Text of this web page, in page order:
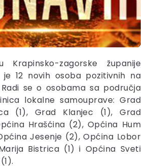
Krapinsko-zagorske županije
je 12 novih osoba pozitivnih na
se o osobama sa područja
lokalne samouprave: Grad
(1), Grad Klanjec (1), Grad
Hrašćina (2), Općina Hum
Jesenje (2), Općina Lobor
Bistrica (1) i Općina Sveti